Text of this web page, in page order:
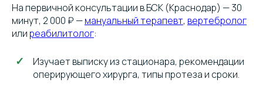
На первичной консультации в БСК (Краснодар) — 30
минут, 2 000 ₽ —мануальный терапевт, вертебролог
или реабилитолог:
Изучает выписку из стационара, рекомендации
оперирующего хирурга, типы протеза и сроки.